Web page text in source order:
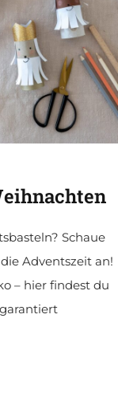
Schaue
Adventszeit an!
– hier findest du